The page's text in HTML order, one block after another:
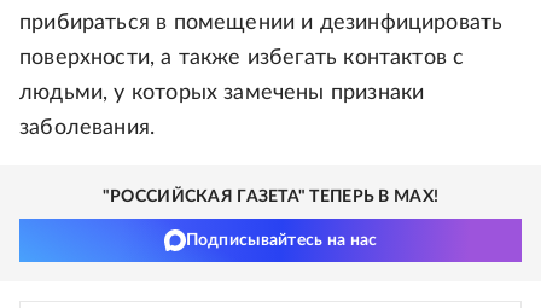
прибираться в помещении и дезинфицировать
поверхности, а также избегать контактов с
людьми, у которых замечены признаки
заболевания.
"РОССИЙСКАЯ ГАЗЕТА" ТЕПЕРЬ В MAX!
Подписывайтесь на нас